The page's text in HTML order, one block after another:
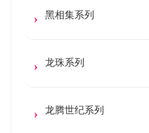
黑相集系列
龙珠系列
龙腾世纪系列